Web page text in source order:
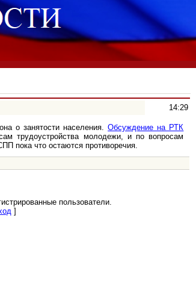
14:29
о занятости населения.Обсуждение на РТК
трудоустройства молодежи, и по вопросам
пока что остаются противоречия.
пользователи.
]